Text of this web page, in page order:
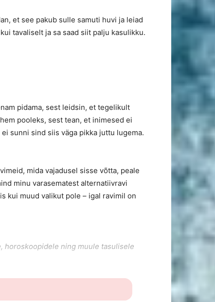
et see pakub sulle samuti huvi ja leiad
tavaliselt ja sa saad siit palju kasulikku.
pidama, sest leidsin, et tegelikult
pooleks, sest tean, et inimesed ei
sunni sind siis väga pikka juttu lugema.
mida vajadusel sisse võtta, peale
minu varasematest alternatiivravi
kui muud valikut pole – igal ravimil on
horoskoopidele ning muule tasulisele